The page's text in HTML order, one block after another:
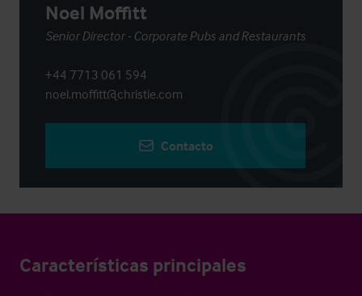
Noel Moffitt
Senior Director - Corporate Pubs and Restaurants
+44 7713 061 594
noel.moffitt@christie.com
Contacto
Características principales